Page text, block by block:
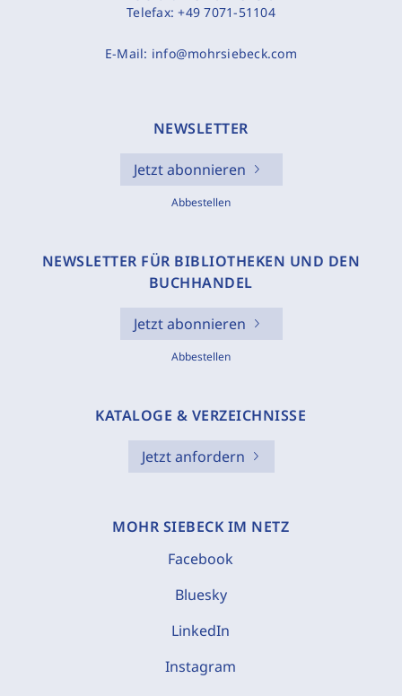
Telefax:+49 7071-51104
E-Mail: info@mohrsiebeck.com
NEWSLETTER
Jetzt abonnieren
Abbestellen
NEWSLETTER FÜR BIBLIOTHEKEN UND DEN
BUCHHANDEL
Jetzt abonnieren
Abbestellen
KATALOGE & VERZEICHNISSE
Jetzt anfordern
MOHR SIEBECK IM NETZ
Facebook
Bluesky
LinkedIn
Instagram